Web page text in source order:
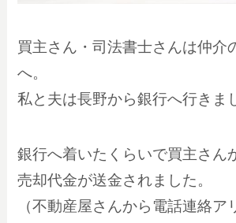
買主さん・司法書士さんは仲介
へ。
私と夫は長野から銀行へ行きま
銀行へ着いたくらいで買主さん
売却代金が送金されました。
（不動産屋さんから電話連絡ア